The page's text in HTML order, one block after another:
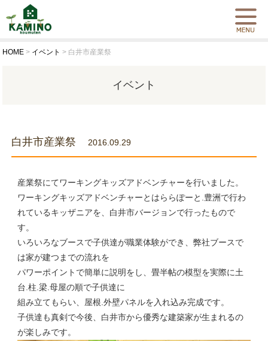
HOME > イベント > 白井市産業祭
イベント
白井市産業祭 2016.09.29
産業祭にてワーキングキッズアドベンチャーを行いました。
ワーキングキッズアドベンチャーとはららぽーと.豊洲で行わ
れているキッザニアを、白井市バージョンで行ったもので
す。
いろいろなブースで子供達が職業体験ができ、弊社ブースで
は家が建つまでの流れを
パワーポイントで簡単に説明をし、畳半帖の模型を実際に土
台.柱.梁.母屋の順で子供達に
組み立てもらい、屋根.外壁パネルを入れ込み完成です。
子供達も真剣で今後、白井市から優秀な建築家が生まれるの
が楽しみです。